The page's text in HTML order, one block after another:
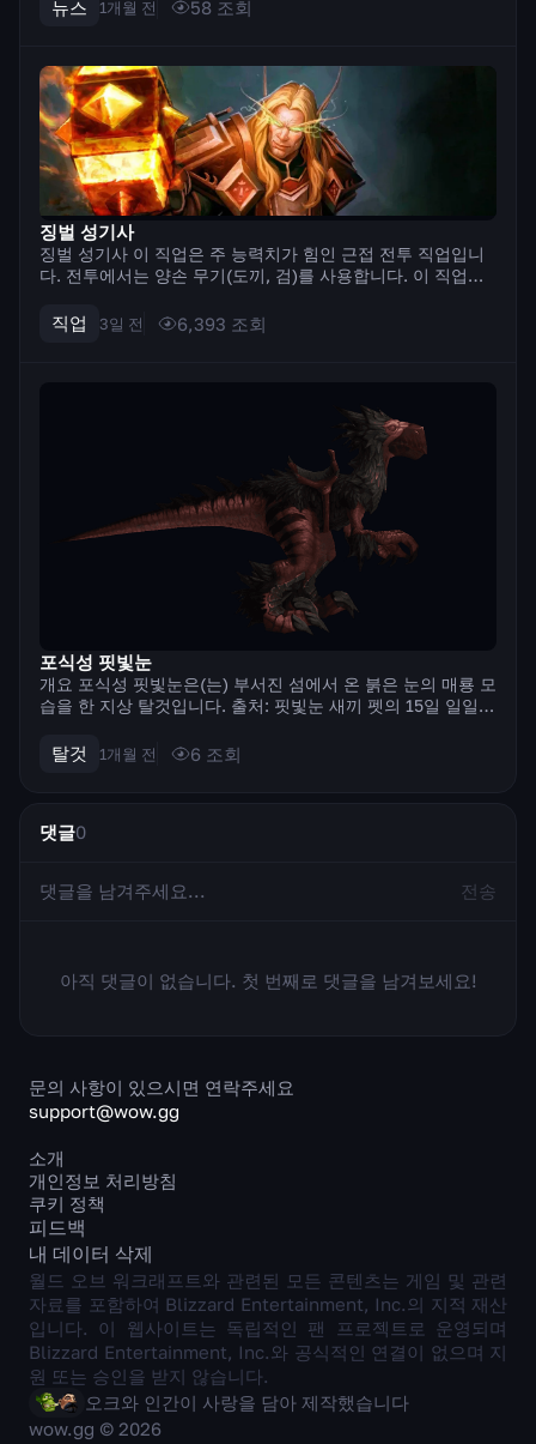
는 것입니다. 즉,...
뉴스 1개월 전 58 조회
징벌 성기사
징벌 성기사 이 직업은 주 능력치가 힘인 근접 전투 직업입니
다. 전투에서는 양손 무기(도끼, 검)를 사용합니다. 이 직업의
입니다. 일부 기술은 신성한 힘을 축적하고, 다른 기술은 이를
소비하여 최대의 피해를 입...
직업 3일 전 6,393 조회
포식성 핏빛눈
개요 포식성 핏빛눈은(는) 부서진 섬에서 온 붉은 눈의 매룡 모
습을 한 지상 탈것입니다. 출처: 핏빛눈 새끼 펫의 15일 일일
영역은 아즈스나입니다. 이 탈것은 계정에 귀속되며, 획득한
탈것 1개월 전 6 조회
댓글0
전송
아직 댓글이 없습니다. 첫 번째로 댓글을 남겨보세요!
문의 사항이 있으시면 연락주세요
support@wow.gg
소개
개인정보 처리방침
쿠키 정책
피드백
내 데이터 삭제
월드 오브 워크래프트와 관련된 모든 콘텐츠는 게임 및 관련
자료를 포함하여 Blizzard Entertainment, Inc.의 지적 재산
입니다. 이 웹사이트는 독립적인 팬 프로젝트로 운영되며
Blizzard Entertainment, Inc.와 공식적인 연결이 없으며 지
원 또는 승인을 받지 않습니다.
오크와 인간이 사랑을 담아 제작했습니다
wow.gg © 2026